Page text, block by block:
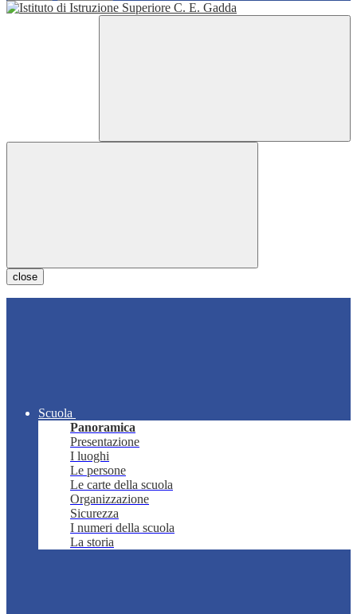
close
Scuola
Panoramica
Presentazione
I luoghi
Le persone
Le carte della scuola
Organizzazione
Sicurezza
I numeri della scuola
La storia